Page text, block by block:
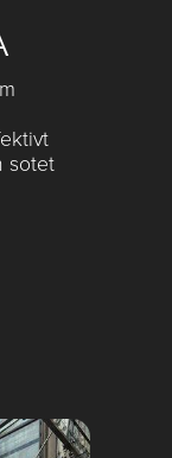
sotet